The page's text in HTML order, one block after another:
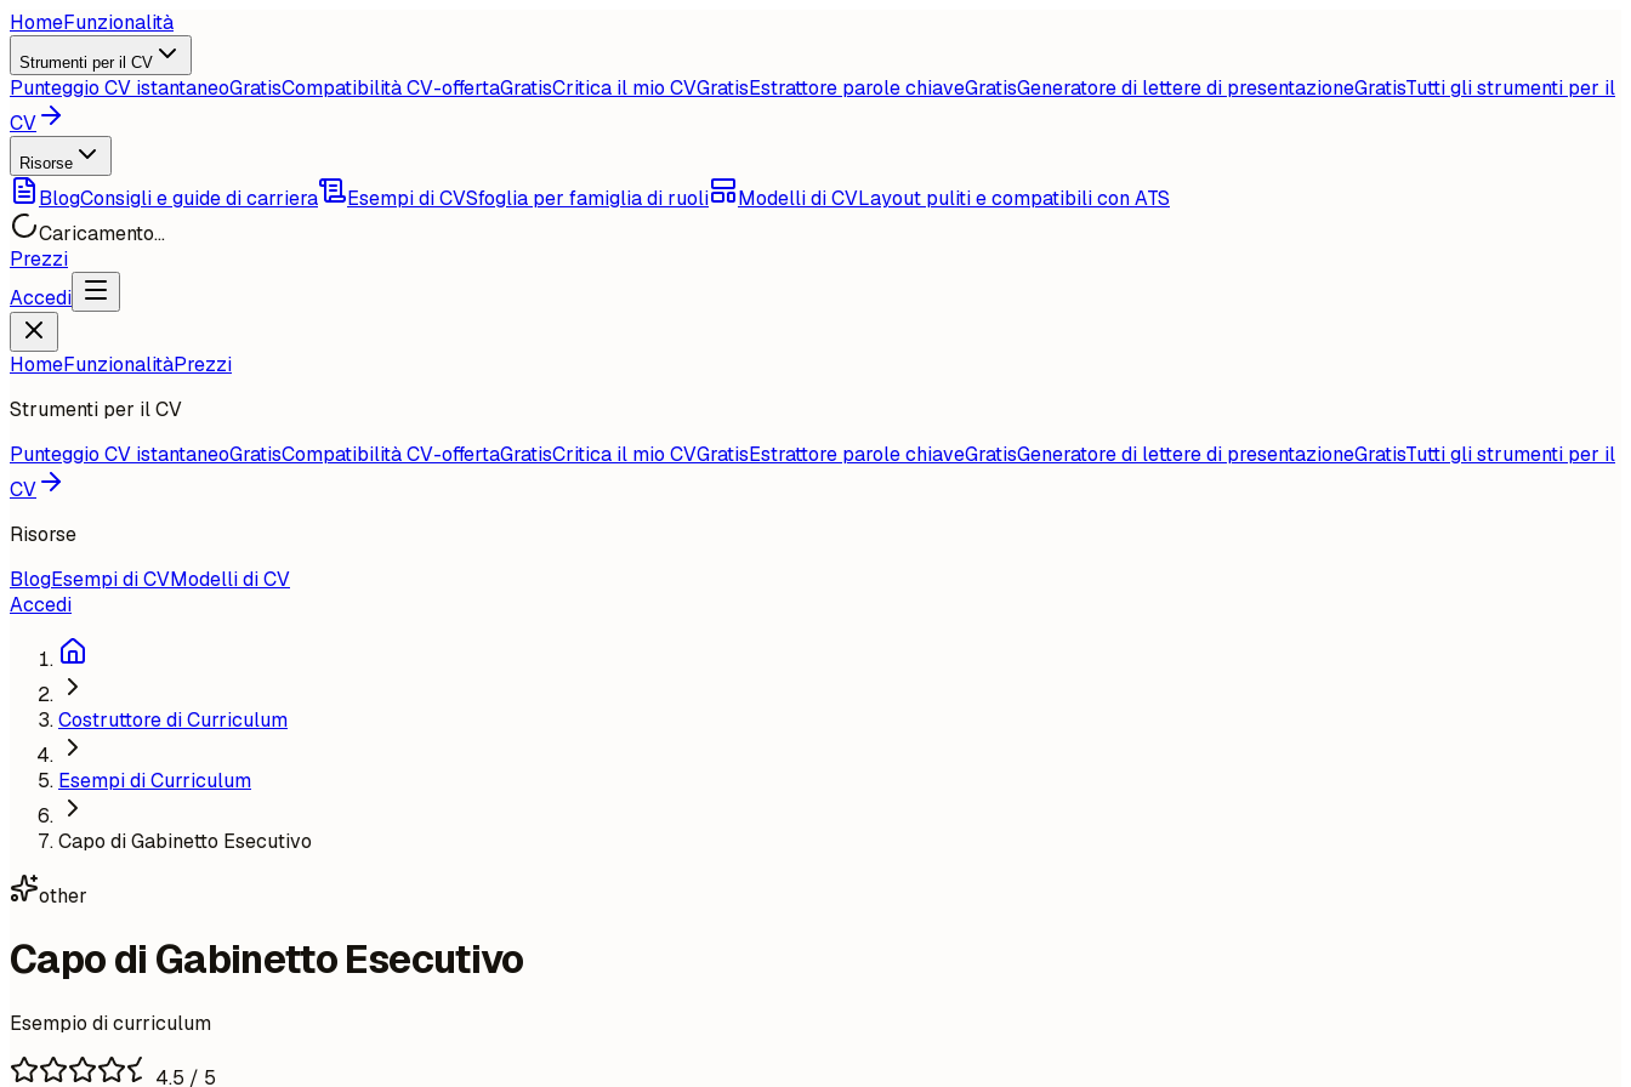
HomeFunzionalità
Strumenti per il CV
Punteggio CV istantaneoGratisCompatibilità CV-offertaGratisCritica il mio CVGratisEstrattore parole chiaveGratisGeneratore di lettere di presentazioneGratisTutti gli strumenti per il
CV
Risorse
BlogConsigli e guide di carriera Esempi di CVSfoglia per famiglia di ruoli Modelli di CVLayout puliti e compatibili con ATS
Caricamento...
Prezzi
Accedi
HomeFunzionalitàPrezzi
Strumenti per il CV
Punteggio CV istantaneoGratisCompatibilità CV-offertaGratisCritica il mio CVGratisEstrattore parole chiaveGratisGeneratore di lettere di presentazioneGratisTutti gli strumenti per il
CV
Risorse
BlogEsempi di CVModelli di CV
Accedi
Costruttore di Curriculum
Esempi di Curriculum
Capo di Gabinetto Esecutivo
other
Capo di Gabinetto Esecutivo
Esempio di curriculum
4.5 / 5